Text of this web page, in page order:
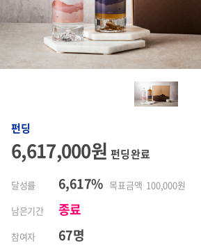
펀딩
6,617,000원펀딩 완료
달성률 6,617% 목표금액 100,000원
남은기간
종료
참여자 67명